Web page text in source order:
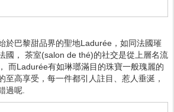
於巴黎甜品界的聖地Ladurée，如同法國璀
國， 茶室(salon de thé)的社交是從上層名流
而Ladurée有如琳瑯滿目的珠寶一般瑰麗的
至高享受，每一件都引人註目、惹人垂涎，
過呢.